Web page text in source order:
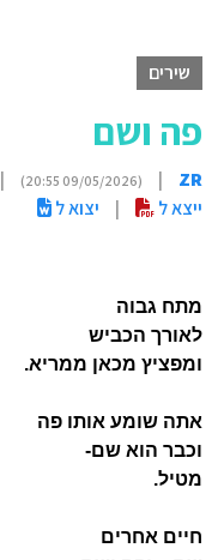
שירים
פה ושם
ZR
|
(09/05/2026 20:55)
|
ייצא ל
| יצוא ל
מתח גבוה
לאורך הכביש
ומפציץ מכאן ממריא.
אתה שומע אותו פה
וכבר הוא שם-
מטיל.
חיים אחרים